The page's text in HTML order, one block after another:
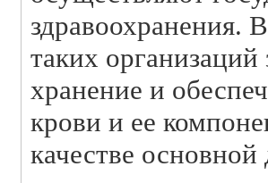
здравоохранения.
таких организаций
хранение и
крови и ее
качестве основной